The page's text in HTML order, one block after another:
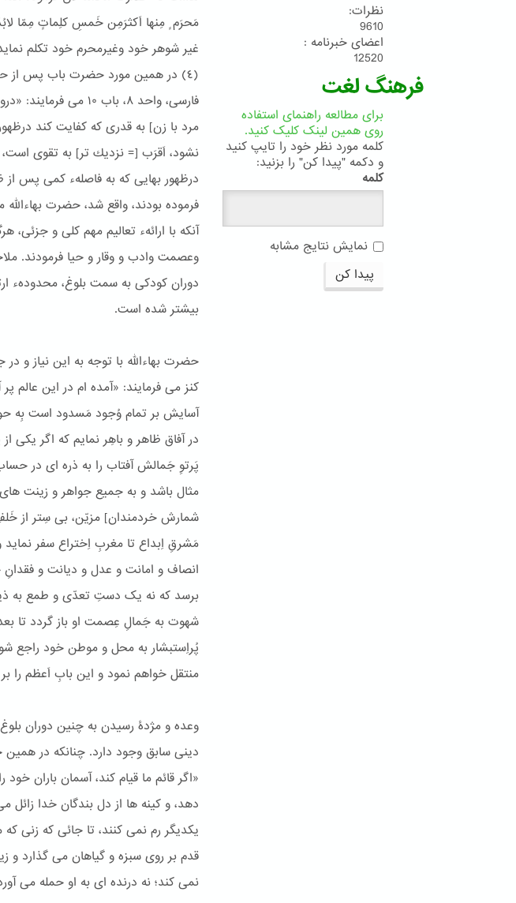
مَحرَم ٍ مِنها اَكثرَمِن خَمسِ كلِماتٍ مِمّا
غیر شوهر خود وغیرمحرم خود تكلم
فارسی، واحد ۸، باب
مرد با زن] به قدری كه كفایت كند
نشود، اَقرَب [= نزدیك تر] به تقوی است،
درظهور بهایی كه به فاصلهء كمی پس
فرموده بودند، واقع شد، حضرت
آنكه با ارائهء تعالیم مهم كلی و
وعصمت وادب و وقار و حیا فرمودند.
دوران کودکی به سمت بلوغ، محدودهء
بیشتر شده است.
حضرت بهاءالله با توجه به این نیاز
کنز می فرمایند: «آمده ام در این عالم
آسایش بر تمام وُجود مَسدود است بِه
در آفاق ظاهر و باهِر نمایم که اگر
پَرتوِ جَمالش آفتاب را به ذره ای در
مثال باشد و به جمیع جواهر و زینت
شمارش خردمندان] مزیّن، بی سِتر از
مَشرقِ اِبداع تا مغربِ اِختراع سفر نماید
انصاف و امانت و عدل و دیانت و
برسد که نه یک دستِ تعدّی و طمع به
شهوت به جَمالِ عِصمت او باز گردد تا
پُراِستبشار به محل و موطن خود راجع
منتقل خواهم نمود و این بابِ اَعظم را
وعده و مژدۀ رسیدن به چنین دوران
دینی سابق وجود دارد. چنانکه در
«اگر قائم ما قیام كند، آسمان باران
دهد، و كینه ها از دل بندگان خدا زائل
یكدیگر رم نمی كنند، تا جائی كه زنی
قدم بر روی سبزه و گیاهان می گذارد
نمی كند؛ نه درنده ای به او حمله می
نظرات:
9610
اعضای خبرنامه :
12520
فرهنگ لغت
برای مطالعه راهنمای استفاده
روی همین لینک کلیک کنید.
کلمه مورد نظر خود را تایپ کنید
و دکمه "پیدا کن" را بزنید:
کلمه
نمایش نتایج مشابه
پیدا کن